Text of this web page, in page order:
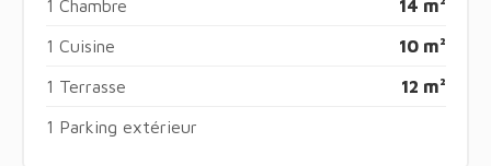
1 Chambre 14 m²
1 Cuisine 10 m²
1 Terrasse 12 m²
1 Parking extérieur